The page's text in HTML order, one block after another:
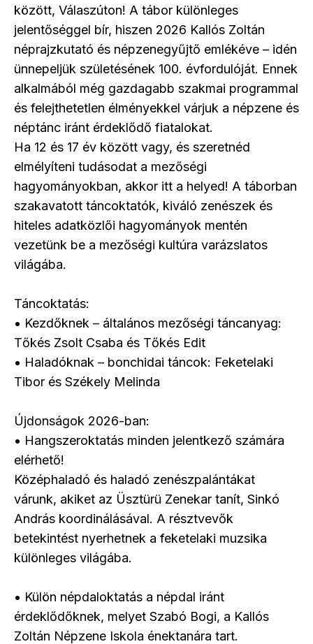
között, Válaszúton! A tábor különleges
jelentőséggel bír, hiszen 2026 Kallós Zoltán
néprajzkutató és népzenegyűjtő emlékéve – idén
ünnepeljük születésének 100. évfordulóját. Ennek
alkalmából még gazdagabb szakmai programmal
és felejthetetlen élményekkel várjuk a népzene és
néptánc iránt érdeklődő fiatalokat.
Ha 12 és 17 év között vagy, és szeretnéd
elmélyíteni tudásodat a mezőségi
hagyományokban, akkor itt a helyed! A táborban
szakavatott táncoktatók, kiváló zenészek és
hiteles adatközlői hagyományok mentén
vezetünk be a mezőségi kultúra varázslatos
világába.
Táncoktatás:
• Kezdőknek – általános mezőségi táncanyag:
Tőkés Zsolt Csaba és Tőkés Edit
• Haladóknak – bonchidai táncok: Feketelaki
Tibor és Székely Melinda
Újdonságok 2026-ban:
• Hangszeroktatás minden jelentkező számára
elérhető!
Középhaladó és haladó zenészpalántákat
várunk, akiket az Üsztürü Zenekar tanít, Sinkó
András koordinálásával. A résztvevők
betekintést nyerhetnek a feketelaki muzsika
különleges világába.
• Külön népdaloktatás a népdal iránt
érdeklődőknek, melyet Szabó Bogi, a Kallós
Zoltán Népzene Iskola énektanára tart.